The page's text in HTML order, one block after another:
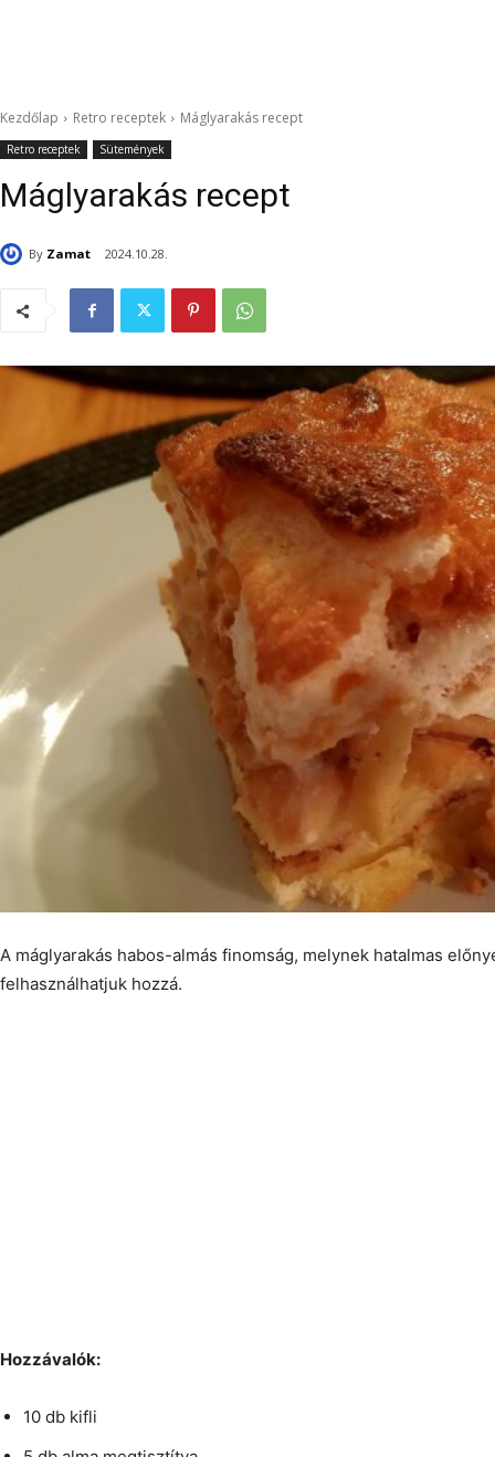
Kezdőlap Retro receptek Máglyarakás recept
Retro receptek Sütemények
Máglyarakás recept
By Zamat 2024.10.28.
A máglyarakás habos-almás finomság, melynek hatalmas
felhasználhatjuk hozzá.
Hozzávalók:
10 db kifli